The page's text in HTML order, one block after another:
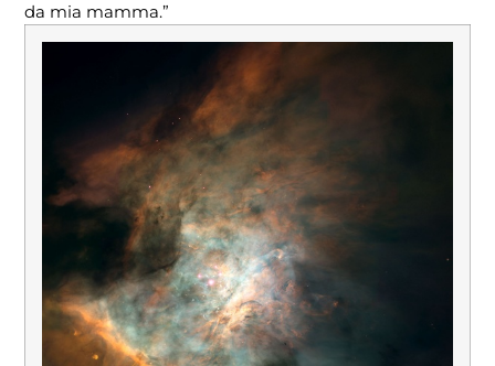
da mia mamma.”